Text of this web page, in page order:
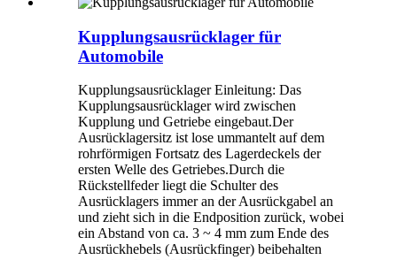
Kupplungsausrücklager für
Automobile
Kupplungsausrücklager Einleitung: Das
Kupplungsausrücklager wird zwischen
Kupplung und Getriebe eingebaut.Der
Ausrücklagersitz ist lose ummantelt auf dem
rohrförmigen Fortsatz des Lagerdeckels der
ersten Welle des Getriebes.Durch die
Rückstellfeder liegt die Schulter des
Ausrücklagers immer an der Ausrückgabel an
und zieht sich in die Endposition zurück, wobei
ein Abstand von ca. 3 ~ 4 mm zum Ende des
Ausrückhebels (Ausrückfinger) beibehalten